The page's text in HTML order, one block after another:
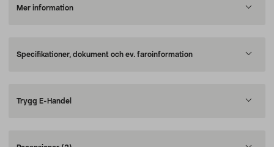
Mer information
Specifikationer, dokument och ev. faroinformation
Trygg E-Handel